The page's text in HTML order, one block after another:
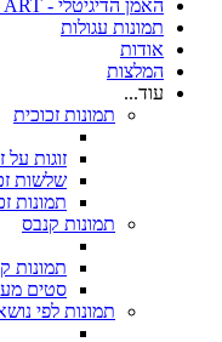
האמן הדיגיטלי - M-X ART 🚀
תמונות עגולות
אודות
המלצות
עוד...
תמונות זכוכית
זוגות על
שלשות
תמונות
תמונות קנבס
תמונות
סטים
תמונות לפי